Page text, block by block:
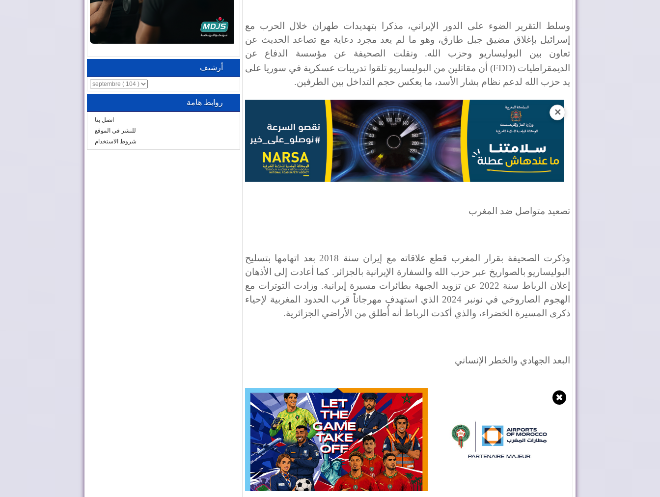
وسلط التقرير الضوء على الدور الإيراني، مذكرا بتهديدات طهران خلال الحرب مع
إسرائيل بإغلاق مضيق جبل طارق، وهو ما لم يعد مجرد دعاية مع تصاعد الحديث عن
تعاون بين البوليساريو وحزب الله. ونقلت الصحيفة عن مؤسسة الدفاع عن
الديمقراطيات (FDD) أن مقاتلين من البوليساريو تلقوا تدريبات عسكرية في سوريا على
يد حزب الله لدعم نظام بشار الأسد، ما يعكس حجم التداخل بين الطرفين.
✕
تصعيد متواصل ضد المغرب
وذكرت الصحيفة بقرار المغرب قطع علاقاته مع إيران سنة 2018 بعد اتهامها بتسليح
البوليساريو بالصواريخ عبر حزب الله والسفارة الإيرانية بالجزائر. كما أعادت إلى الأذهان
إعلان الرباط سنة 2022 عن تزويد الجبهة بطائرات مسيرة إيرانية. وزادت التوترات مع
الهجوم الصاروخي في نونبر 2024 الذي استهدف مهرجاناً قرب الحدود المغربية لإحياء
ذكرى المسيرة الخضراء، والذي أكدت الرباط أنه أُطلق من الأراضي الجزائرية.
البعد الجهادي والخطر الإنساني
✖
أرشيف
روابط هامة
اتصل بنا
للنشر في الموقع
شروط الاستخدام